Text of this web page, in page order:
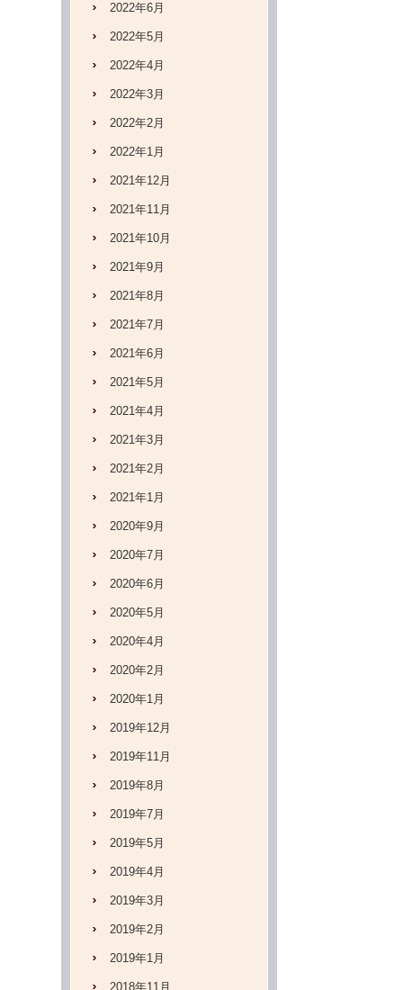
2022年6月
2022年5月
2022年4月
2022年3月
2022年2月
2022年1月
2021年12月
2021年11月
2021年10月
2021年9月
2021年8月
2021年7月
2021年6月
2021年5月
2021年4月
2021年3月
2021年2月
2021年1月
2020年9月
2020年7月
2020年6月
2020年5月
2020年4月
2020年2月
2020年1月
2019年12月
2019年11月
2019年8月
2019年7月
2019年5月
2019年4月
2019年3月
2019年2月
2019年1月
2018年11月